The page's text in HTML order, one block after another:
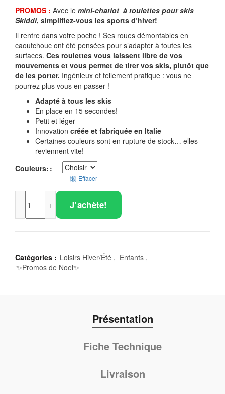
PROMOS : Avec le mini-chariot à roulettes pour skis
Skiddi, simplifiez-vous les sports d’hiver!
Il rentre dans votre poche ! Ses roues démontables en
caoutchouc ont été pensées pour s’adapter à toutes les
surfaces. Ces roulettes vous laissent libre de vos
mouvements et vous permet de tirer vos skis, plutôt que
de les porter. Ingénieux et tellement pratique : vous ne
pourrez plus vous en passer !
Adapté à tous les skis
En place en 15 secondes!
Petit et léger
Innovation créée et fabriquée en Italie
Certaines couleurs sont en rupture de stock… elles
reviennent vite!
Couleurs:
Effacer
J’achète!
Catégories : Loisirs Hiver/Été , Enfants ,
✨Promos de Noel✨
Présentation
Fiche Technique
Livraison